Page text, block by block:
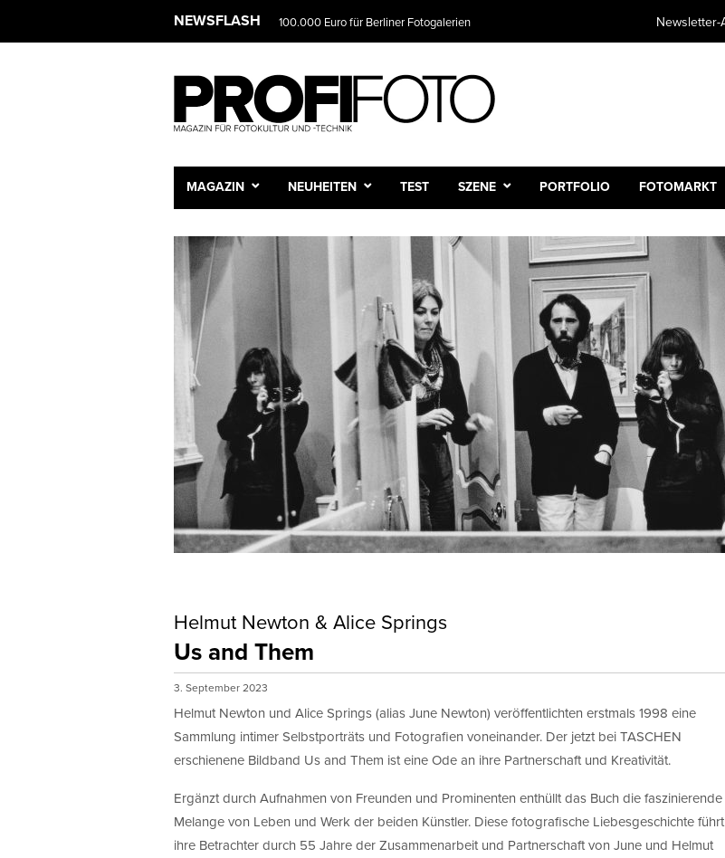
NEWSFLASH 100.000 Euro für Berliner Fotogalerien Newsletter-
MAGAZIN NEUHEITEN TEST SZENE PORTFOLIO FOTOMARKT
Helmut Newton & Alice Springs
Us and Them
3. September 2023
Helmut Newton und Alice Springs (alias June Newton) veröffentlichten erstmals 1998 eine
Sammlung intimer Selbstporträts und Fotografien voneinander. Der jetzt bei TASCHEN
erschienene Bildband Us and Them ist eine Ode an ihre Partnerschaft und Kreativität.
Ergänzt durch Aufnahmen von Freunden und Prominenten enthüllt das Buch die faszinierende
Melange von Leben und Werk der beiden Künstler. Diese fotografische Liebesgeschichte führt
ihre Betrachter durch 55 Jahre der Zusammenarbeit und Partnerschaft von June und Helmut